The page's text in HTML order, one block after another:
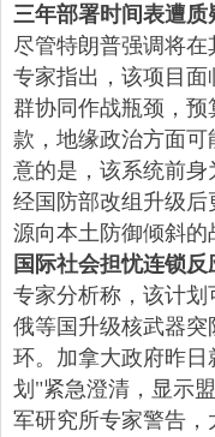
三年部署时间表遭质
尽管特朗普强调将
专家指出，该项目
群协同作战瓶颈，
款，地缘政治方面
意的是，该系统前身
经国防部改组升级
源向本土防御倾斜的
国际社会担忧连锁反
专家分析称，该计
俄等国升级核武器
环。加拿大政府昨
划"紧急澄清，显示
军研究所专家警告